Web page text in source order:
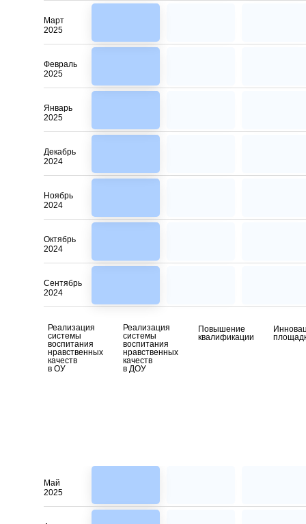
Сентябрь
2024
Октябрь
2024
Ноябрь
2024
Декабрь
2024
Январь
2025
Февраль
2025
Март
2025
Повышение
квалификации
Реализация
системы
воспитания
нравственных
качеств
в ДОУ
Реализация
системы
воспитания
нравственных
качеств
в ОУ
Май
2025